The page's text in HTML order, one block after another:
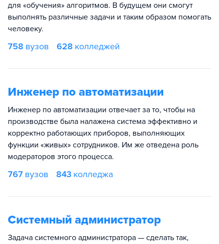
для «обучения» алгоритмов. В будущем они смогут
выполнять различные задачи и таким образом помогать
человеку.
758 вузов 628 колледжей
Инженер по автоматизации
Инженер по автоматизации отвечает за то, чтобы на
производстве была налажена система эффективно и
корректно работающих приборов, выполняющих
функции «живых» сотрудников. Им же отведена роль
модераторов этого процесса.
767 вузов 843 колледжа
Системный администратор
Задача системного администратора — сделать так,